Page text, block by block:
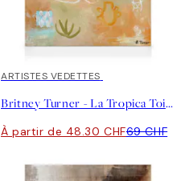
30%*
ARTISTES VEDETTES
Britney Turner - La Tropica Toile
À partir de 48.30 CHF69 CHF